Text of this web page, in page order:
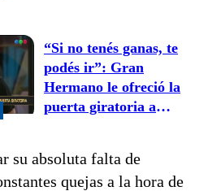
indignación
“Si no tenés ganas, te
podés ir”: Gran
Hermano le ofreció la
puerta giratoria a
su absoluta falta de
quejas a la hora de